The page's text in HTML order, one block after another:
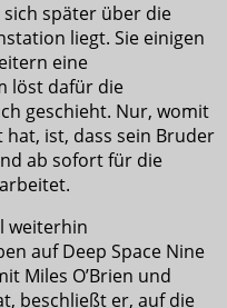
später über die
liegt. Sie einigen
eine
löst dafür die
geschieht. Nur, womit
ist, dass sein Bruder
ab sofort für die
weiterhin
auf Deep Space Nine
Miles O’Brien und
beschließt er, auf die